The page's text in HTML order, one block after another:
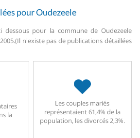
pour Oudezeele
dessous pour la commune de Oudezeele
(Il n'existe pas de publications détaillées
la
Les couples mariés
représentaient 61,4% de la
population, les divorcés 2,3%.